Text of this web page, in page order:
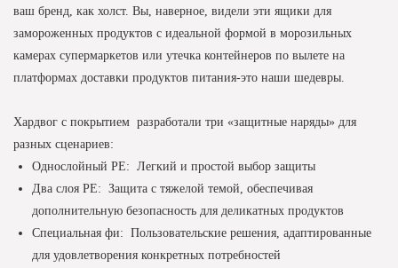
ваш бренд, как холст. Вы, наверное, видели эти ящики для
замороженных продуктов с идеальной формой в морозильных
камерах супермаркетов или утечка контейнеров по вылете на
платформах доставки продуктов питания-это наши шедевры.
Хардвог с покрытием разработали три «защитные наряды» для
разных сценариев:
Однослойный PE: Легкий и простой выбор защиты
Два слоя PE: Защита с тяжелой темой, обеспечивая
дополнительную безопасность для деликатных продуктов
Специальная фи: Пользовательские решения, адаптированные
для удовлетворения конкретных потребностей